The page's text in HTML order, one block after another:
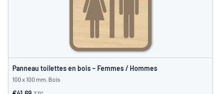
Panneau toilettes en bois – Femmes / Hommes
100 x 100 mm, Bois